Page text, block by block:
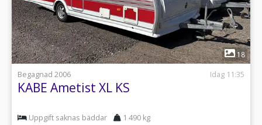
1
18
Begagnad 2006
Idag 11:35
KABE Ametist XL KS
Uppgift saknas bäddar 1 490 kg